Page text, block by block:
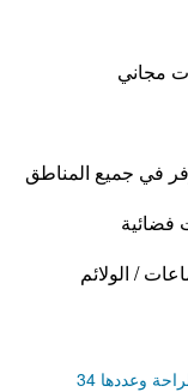
مجاني
في جميع المناطق
فضائية
/ الولائم
وعددها 34